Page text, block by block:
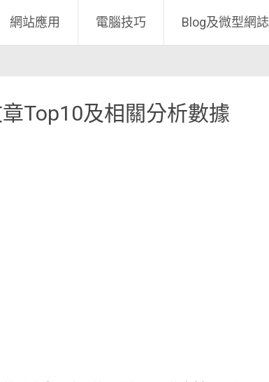
網站應用 電腦技巧 Blog及微型網誌
Top10及相關分析數據